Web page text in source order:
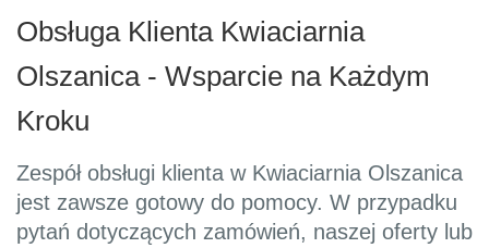
Obsługa Klienta Kwiaciarnia
Olszanica - Wsparcie na Każdym
Kroku
Zespół obsługi klienta w Kwiaciarnia Olszanica
jest zawsze gotowy do pomocy. W przypadku
pytań dotyczących zamówień, naszej oferty lub